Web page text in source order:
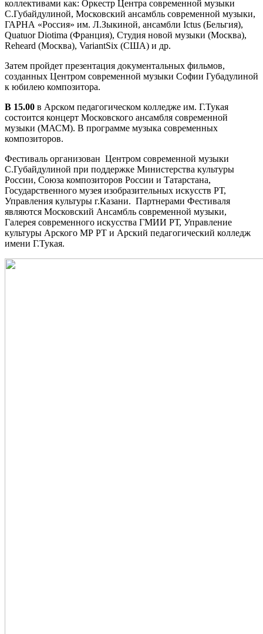
коллективами как: Оркестр Центра современной музыки
С.Губайдулиной, Московский ансамбль современной музыки,
ГАРНА «Россия» им. Л.Зыкиной, ансамбли Ictus (Бельгия),
Quatuor Diotima (Франция), Студия новой музыки (Москва),
Reheard (Москва), VariantSix (США) и др.
Затем пройдет презентация документальных фильмов,
созданных Центром современной музыки Софии Губадулиной
к юбилею композитора.
В 15.00 в Арском педагогическом колледже им. Г.Тукая
состоится концерт Московского ансамбля современной
музыки (МАСМ). В программе музыка современных
композиторов.
Фестиваль организован Центром современной музыки
С.Губайдулиной при поддержке Министерства культуры
России, Союза композиторов России и Татарстана,
Государственного музея изобразительных искусств РТ,
Управления культуры г.Казани. Партнерами Фестиваля
являются Московский Ансамбль современной музыки,
Галерея современного искусства ГМИИ РТ, Управление
культуры Арского МР РТ и Арский педагогический колледж
имени Г.Тукая.